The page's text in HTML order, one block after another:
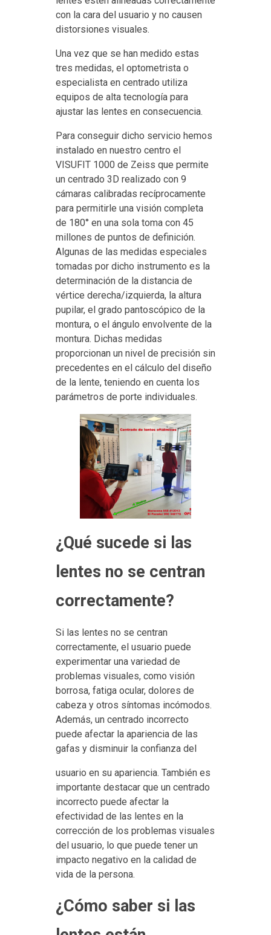
con la cara del usuario y no causen
distorsiones visuales.
Una vez que se han medido estas
tres medidas, el optometrista o
especialista en centrado utiliza
equipos de alta tecnología para
ajustar las lentes en consecuencia.
Para conseguir dicho servicio hemos
instalado en nuestro centro el
VISUFIT 1000 de Zeiss que permite
un centrado 3D realizado con 9
cámaras calibradas recíprocamente
para permitirle una visión completa
de 180° en una sola toma con 45
millones de puntos de definición.
Algunas de las medidas especiales
tomadas por dicho instrumento es la
determinación de la distancia de
vértice derecha/izquierda, la altura
pupilar, el grado pantoscópico de la
montura, o el ángulo envolvente de la
montura. Dichas medidas
proporcionan un nivel de precisión sin
precedentes en el cálculo del diseño
de la lente, teniendo en cuenta los
parámetros de porte individuales.
¿Qué sucede si las
lentes no se centran
correctamente?
Si las lentes no se centran
correctamente, el usuario puede
experimentar una variedad de
problemas visuales, como visión
borrosa, fatiga ocular, dolores de
cabeza y otros síntomas incómodos.
Además, un centrado incorrecto
puede afectar la apariencia de las
gafas y disminuir la confianza del
usuario en su apariencia. También es
importante destacar que un centrado
incorrecto puede afectar la
efectividad de las lentes en la
corrección de los problemas visuales
del usuario, lo que puede tener un
impacto negativo en la calidad de
vida de la persona.
¿Cómo saber si las